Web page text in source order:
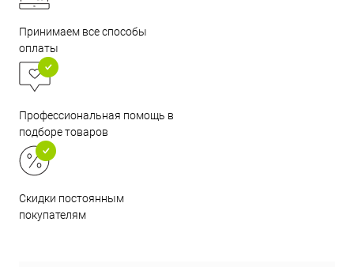
Принимаем все способы
оплаты
Профессиональная помощь в
подборе товаров
Скидки постоянным
покупателям